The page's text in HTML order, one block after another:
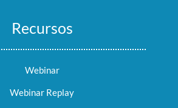
Recursos
Webinar
Webinar Replay